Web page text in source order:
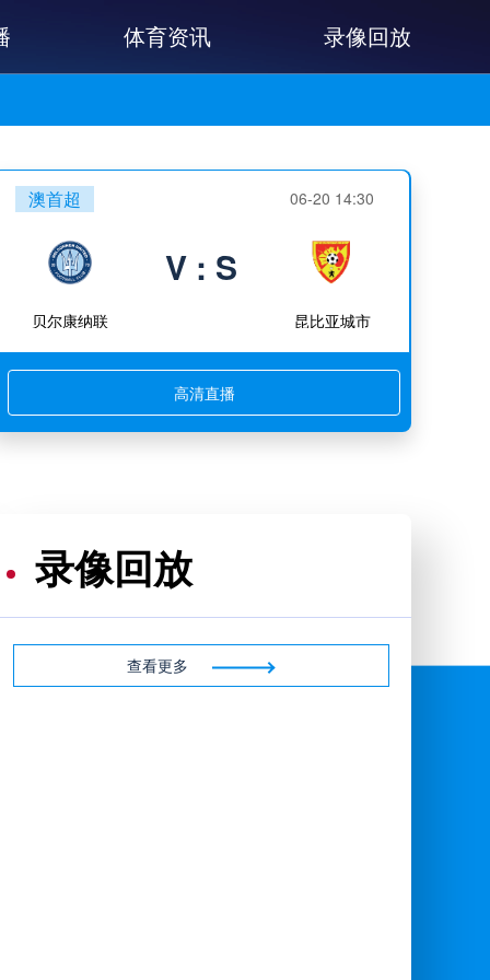
体育资讯 录像回放
澳首超 06-20 14:30
贝尔康纳联
V : S
昆比亚城市
高清直播
录像回放
查看更多